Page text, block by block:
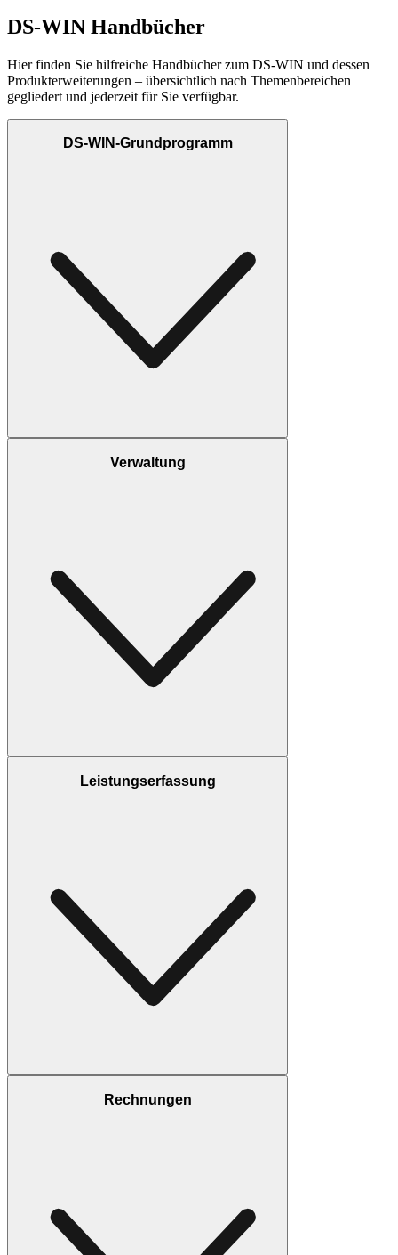
DS-WIN Handbücher
Hier finden Sie hilfreiche Handbücher zum DS-WIN und dessen
Produkterweiterungen – übersichtlich nach Themenbereichen
gegliedert und jederzeit für Sie verfügbar.
DS-WIN-Grundprogramm
Verwaltung
Leistungserfassung
Rechnungen